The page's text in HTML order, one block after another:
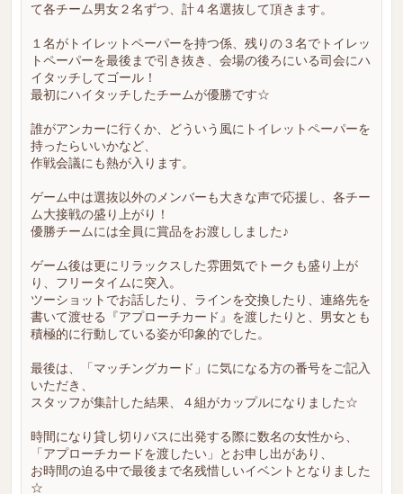
て各チーム男女２名ずつ、計４名選抜して頂きます。
１名がトイレットペーパーを持つ係、残りの３名でトイレッ
トペーパーを最後まで引き抜き、会場の後ろにいる司会にハ
イタッチしてゴール！
最初にハイタッチしたチームが優勝です☆
誰がアンカーに行くか、どういう風にトイレットペーパーを
持ったらいいかなど、
作戦会議にも熱が入ります。
ゲーム中は選抜以外のメンバーも大きな声で応援し、各チー
ム大接戦の盛り上がり！
優勝チームには全員に賞品をお渡ししました♪
ゲーム後は更にリラックスした雰囲気でトークも盛り上が
り、フリータイムに突入。
ツーショットでお話したり、ラインを交換したり、連絡先を
書いて渡せる『アプローチカード』を渡したりと、男女とも
積極的に行動している姿が印象的でした。
最後は、「マッチングカード」に気になる方の番号をご記入
いただき、
スタッフが集計した結果、４組がカップルになりました☆
時間になり貸し切りバスに出発する際に数名の女性から、
「アプローチカードを渡したい」とお申し出があり、
お時間の迫る中で最後まで名残惜しいイベントとなりました
☆